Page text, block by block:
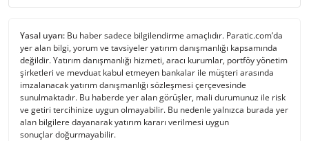
Yasal uyarı: Bu haber sadece bilgilendirme amaçlıdır. Paratic.com’da
yer alan bilgi, yorum ve tavsiyeler yatırım danışmanlığı kapsamında
değildir. Yatırım danışmanlığı hizmeti, aracı kurumlar, portföy yönetim
şirketleri ve mevduat kabul etmeyen bankalar ile müşteri arasında
imzalanacak yatırım danışmanlığı sözleşmesi çerçevesinde
sunulmaktadır. Bu haberde yer alan görüşler, mali durumunuz ile risk
ve getiri tercihinize uygun olmayabilir. Bu nedenle yalnızca burada yer
alan bilgilere dayanarak yatırım kararı verilmesi uygun
sonuçlar doğurmayabilir.